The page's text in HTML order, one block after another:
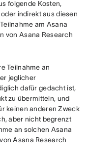
folgende Kosten,
indirekt aus diesen
am Asana
von Asana Research
Teilnahme an
jeglicher
dafür gedacht ist,
zu übermitteln, und
keinen anderen Zweck
aber nicht begrenzt
an solchen Asana
Asana Research